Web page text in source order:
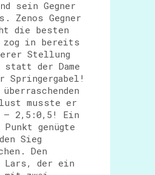
sein Gegner
Zenos Gegner
die besten
zog in bereits
Stellung
statt der Dame
Springergabel!
überraschenden
musste er
– 2,5:0,5! Ein
genügte
Sieg
Den
der ein